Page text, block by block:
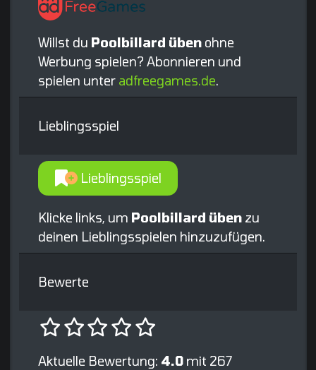
Willst du Poolbillard üben ohne
Werbung spielen? Abonnieren und
spielen unter adfreegames.de.
Lieblingsspiel
Lieblingsspiel
Klicke links, um Poolbillard üben zu
deinen Lieblingsspielen hinzuzufügen.
Bewerte
Aktuelle Bewertung: 4.0 mit 267